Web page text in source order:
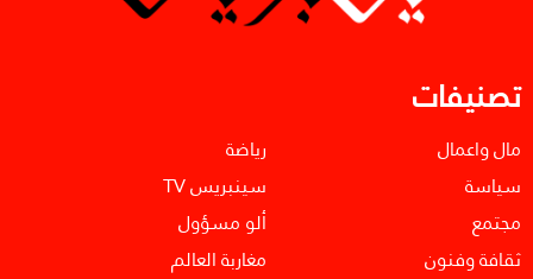
تصنيفات
مال واعمال
سياسة
مجتمع
ثقافة وفنون
رياضة
سينبريس TV
ألو مسؤول
مغاربة العالم